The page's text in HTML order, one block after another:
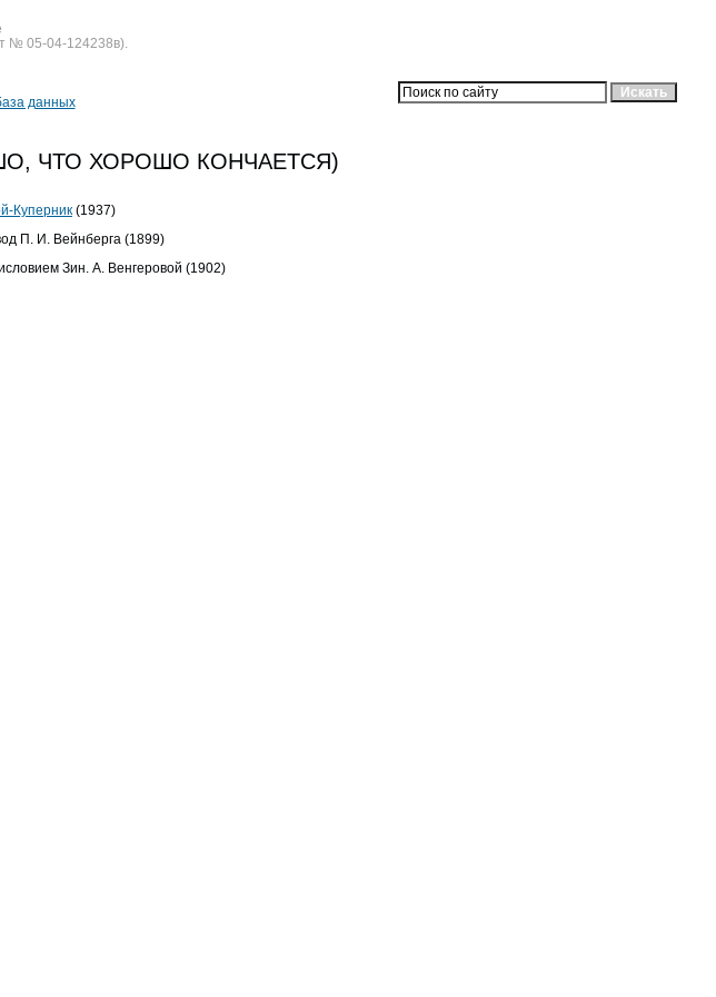
№ 05-04-124238в).
ЧТО ХОРОШО КОНЧАЕТСЯ)
Куперник (1937)
П. И. Вейнберга (1899)
Зин. А. Венгеровой (1902)